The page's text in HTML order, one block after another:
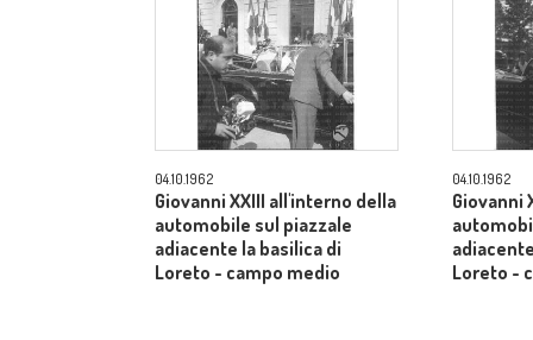
04.10.1962
Giovanni XXIII all'interno della
automobile sul piazzale
adiacente la basilica di
Loreto - campo medio
04.10.1962
Giovanni
Loreto -